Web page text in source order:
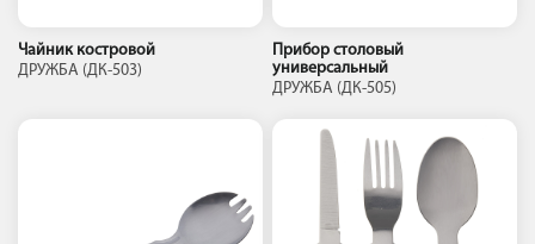
Чайник костровой
ДРУЖБА (ДК-503)
Прибор столовый
универсальный
ДРУЖБА (ДК-505)